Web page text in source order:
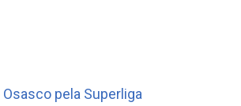
pela Superliga